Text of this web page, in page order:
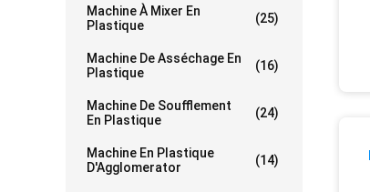
Machine À Mixer En
Plastique
(25)
Machine De Asséchage En
Plastique
(16)
Machine De Soufflement
En Plastique
(24)
Machine En Plastique
D'Agglomerator
(14)